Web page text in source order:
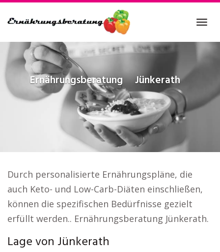
to
content
Ernährungsberatung Jünkerath
Durch personalisierte Ernährungspläne, die
auch Keto- und Low-Carb-Diäten einschließen,
können die spezifischen Bedürfnisse gezielt
erfüllt werden.. Ernährungsberatung Jünkerath.
Lage von Jünkerath